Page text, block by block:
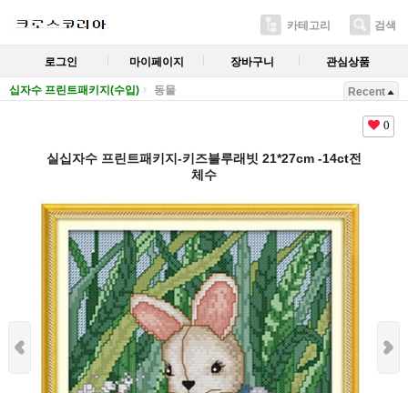
카테고리 검색
로그인 마이페이지 장바구니 관심상품
십자수 프린트패키지(수입) 동물 Recent
0
실십자수 프린트패키지-키즈블루래빗 21*27cm -14ct전
체수